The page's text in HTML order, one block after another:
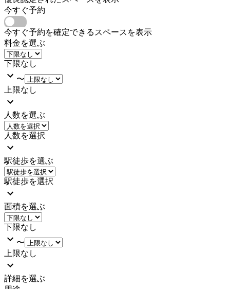
今すぐ予約
今すぐ予約を確定できるスペースを表示
料金を選ぶ
下限なし
〜
上限なし
人数を選ぶ
人数を選択
駅徒歩を選ぶ
駅徒歩を選択
面積を選ぶ
下限なし
〜
上限なし
詳細を選ぶ